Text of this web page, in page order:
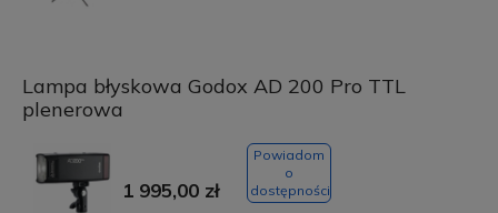
Lampa błyskowa Godox AD 200 Pro TTL
plenerowa
1 995,00 zł
Powiadom
o
dostępności